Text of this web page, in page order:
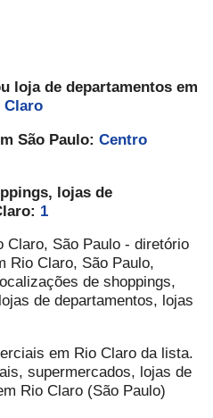
loja de departamentos em
Claro
São Paulo: Centro
lojas de
1
Claro, São Paulo - diretório
Rio Claro, São Paulo,
de shoppings,
de departamentos, lojas
em Rio Claro da lista.
supermercados, lojas de
Rio Claro (São Paulo)